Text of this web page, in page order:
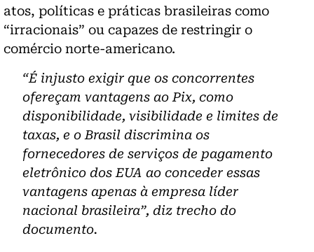
atos, políticas e práticas brasileiras como
“irracionais” ou capazes de restringir o
comércio norte-americano.
“É injusto exigir que os concorrentes
ofereçam vantagens ao Pix, como
disponibilidade, visibilidade e limites de
taxas, e o Brasil discrimina os
fornecedores de serviços de pagamento
eletrônico dos EUA ao conceder essas
vantagens apenas à empresa líder
nacional brasileira”, diz trecho do
documento.